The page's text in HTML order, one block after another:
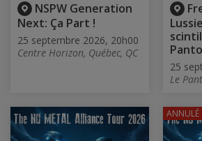
NSPW Generation
Next: Ça Part !
25 septembre 2026, 20h00
Centre Horizon, Québec, QC
25
Le
ANNULÉ